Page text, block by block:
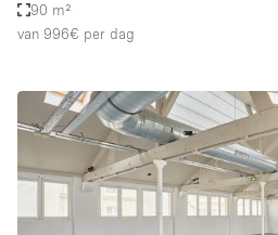
90 m²
van 996€ per dag